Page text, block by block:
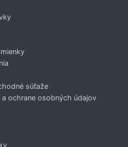
súťaže
ochrane osobných údajov